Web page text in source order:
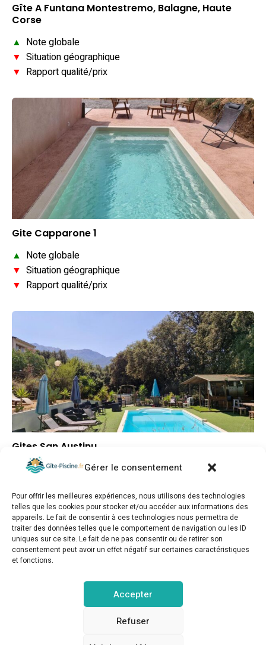
Gérer le consentement
Pour offrir les meilleures expériences, nous utilisons des technologies
telles que les cookies pour stocker et/ou accéder aux informations des
appareils. Le fait de consentir à ces technologies nous permettra de
traiter des données telles que le comportement de navigation ou les ID
uniques sur ce site. Le fait de ne pas consentir ou de retirer son
consentement peut avoir un effet négatif sur certaines caractéristiques
et fonctions.
Accepter
Refuser
Gîte A Funtana Montestremo, Balagne, Haute
Corse
▲ Note globale
▼ Situation géographique
▼ Rapport qualité/prix
Gite Capparone 1
▲ Note globale
▼ Situation géographique
▼ Rapport qualité/prix
Gites San Austinu
Note globale
▼Rapport qualité/prix
gite-piscine.fr © Copyright 2025. Tous droits réservés.
POLITIQUE DE CONFIDENTIALITÉ